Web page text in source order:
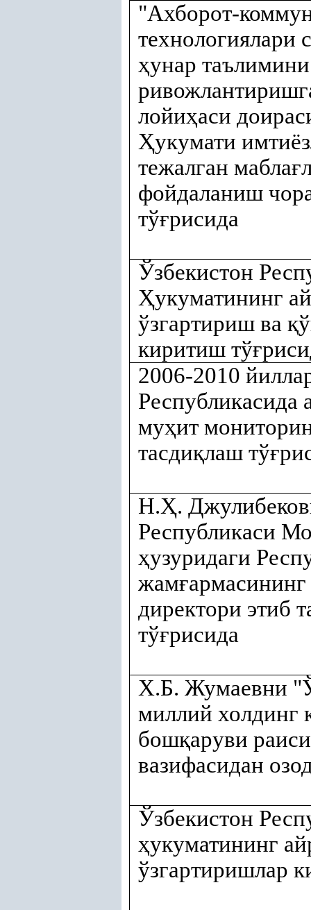
"Ахборот-
технологиялари
ҳунар таълимини
лойиҳаси
Ҳукумати
тежалган маблағ
фойдаланиш
тўғрисида
Ўзбекистон
Ҳукуматининг
ўзгартириш ва қ
киритиш тўғ
2006-2010
Республикасида
муҳит
тасдиқлаш тўғ
Н.Ҳ.
Республикаси
ҳузуридаги
жамғ
директори этиб
тўғрисида
Х.Б. Жумаевни
миллий холдинг
бошқаруви
вазифасидан
Ўзбекистон
ҳукуматининг
ўзгартиришлар